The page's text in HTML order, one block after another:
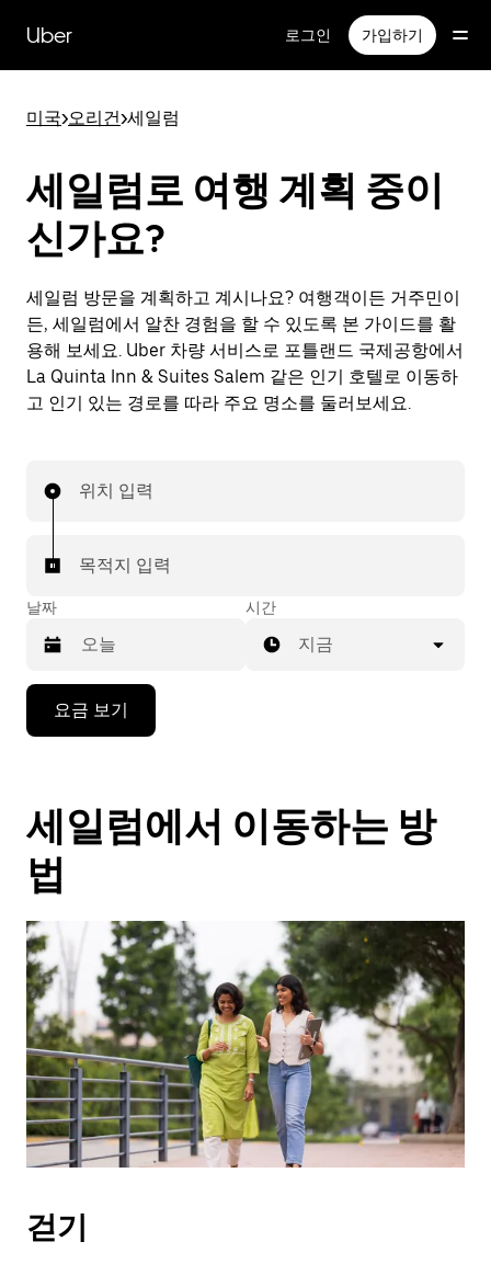
Uber 로그인 가입하기
미국>오리건>세일럼
세일럼로 여행 계획 중이
신가요?
세일럼 방문을 계획하고 계시나요? 여행객이든 거주민이
든, 세일럼에서 알찬 경험을 할 수 있도록 본 가이드를 활
용해 보세요. Uber 차량 서비스로 포틀랜드 국제공항에서
La Quinta Inn & Suites Salem 같은 인기 호텔로 이동하
고 인기 있는 경로를 따라 주요 명소를 둘러보세요.
위치 입력
목적지 입력
날짜
작
하
려
면
래
화
살
표
키
를
눌
러
날
짜
하
시간
지금
요금 보기
세일럼에서 이동하는 방
법
걷기